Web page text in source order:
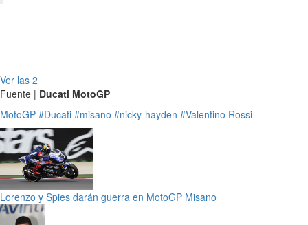
Ver las 2
Fuente | Ducati MotoGP
MotoGP #Ducati #misano #nicky-hayden #Valentino Rossi
Lorenzo y Spies darán guerra en MotoGP Misano